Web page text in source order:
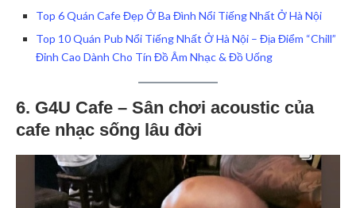
Top 6 Quán Cafe Đẹp Ở Ba Đình Nổi Tiếng Nhất Ở Hà Nội
Top 10 Quán Pub Nổi Tiếng Nhất Ở Hà Nội – Địa Điểm “Chill”
Đỉnh Cao Dành Cho Tín Đồ Âm Nhạc & Đồ Uống
6. G4U Cafe – Sân chơi acoustic của
cafe nhạc sống lâu đời